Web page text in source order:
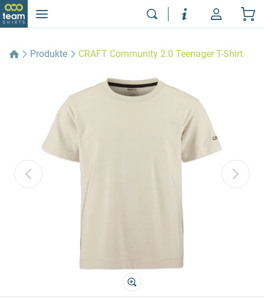
Produkte CRAFT Community 2.0 Teenager T-Shirt